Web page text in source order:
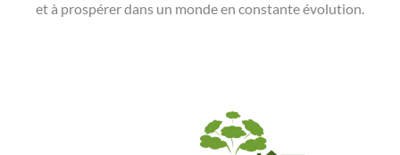
et à prospérer dans un monde en constante évolution.